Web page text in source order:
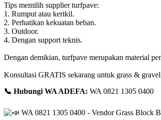
Tips memilih supplier turfpave:
1. Rumput atau kerikil.
2. Perhatikan kekuatan beban.
3. Outdoor.
4. Dengan support teknis.
Dengan demikian, turfpave merupakan material
Konsultasi GRATIS sekarang untuk grass &
📞 Hubungi WA ADEFA: WA 0821 1305 0400